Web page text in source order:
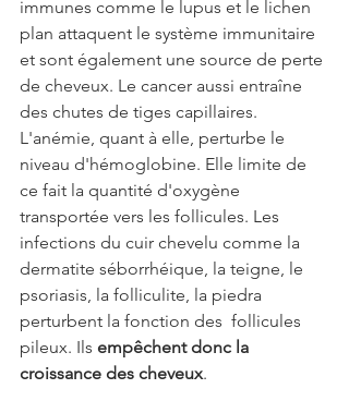
immunes comme le lupus et le lichen
plan attaquent le système immunitaire
et sont également une source de perte
de cheveux. Le cancer aussi entraîne
des chutes de tiges capillaires.
L'anémie, quant à elle, perturbe le
niveau d'hémoglobine. Elle limite de
ce fait la quantité d'oxygène
transportée vers les follicules. Les
infections du cuir chevelu comme la
dermatite séborrhéique, la teigne, le
psoriasis, la folliculite, la piedra
perturbent la fonction des  follicules
pileux. Ils empêchent donc la
croissance des cheveux.